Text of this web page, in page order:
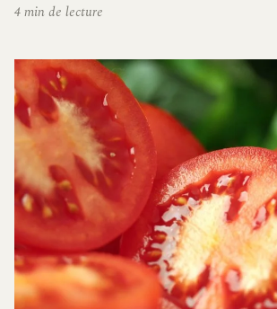
4 min de lecture